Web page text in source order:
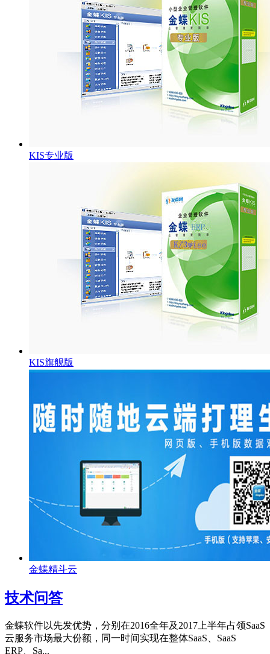
KIS专业版
KIS旗舰版
金蝶精斗云
技术问答
金蝶软件以先发优势，分别在2016全年及2017上半年占领SaaS
云服务市场最大份额，同一时间实现在整体SaaS、SaaS
ERP、Sa...